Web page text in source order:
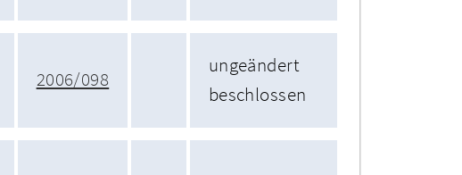
2006/098
ungeändert
beschlossen